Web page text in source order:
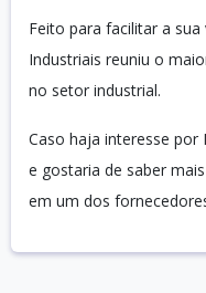
Feito para facilitar a
Industriais reuniu o
no setor industrial.
Caso haja interesse por
e gostaria de saber
em um dos